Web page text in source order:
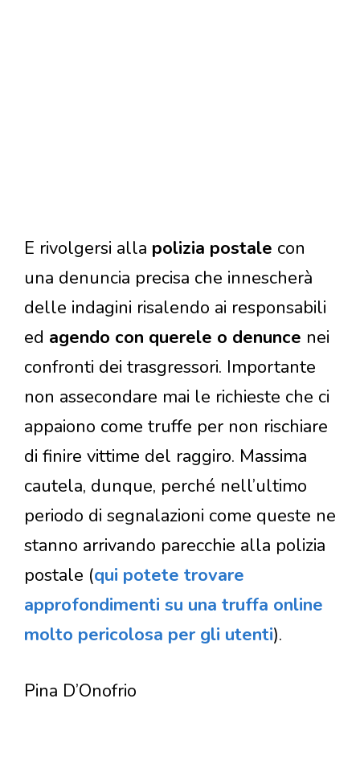
E rivolgersi alla polizia postale con
una denuncia precisa che innescherà
delle indagini risalendo ai responsabili
ed agendo con querele o denunce nei
confronti dei trasgressori. Importante
non assecondare mai le richieste che ci
appaiono come truffe per non rischiare
di finire vittime del raggiro. Massima
cautela, dunque, perché nell’ultimo
periodo di segnalazioni come queste ne
stanno arrivando parecchie alla polizia
postale (qui potete trovare
approfondimenti su una truffa online
molto pericolosa per gli utenti).
Pina D’Onofrio